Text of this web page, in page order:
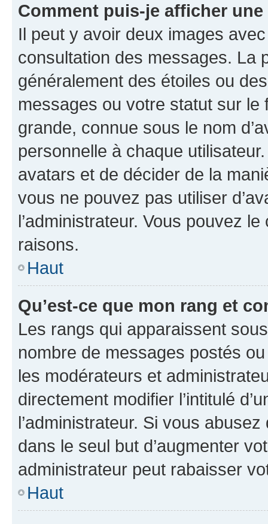
Comment puis-je afficher
Il peut y avoir deux images
consultation des messages. La
généralement des étoiles ou
messages ou votre statut sur
grande, connue sous le nom
personnelle à chaque utilisateur.
avatars et de décider de la
vous ne pouvez pas utiliser
l’administrateur. Vous pouvez
raisons.
Haut
Qu’est-ce que mon rang et
Les rangs qui apparaissent
nombre de messages postés
les modérateurs et
directement modifier l’intitulé
l’administrateur. Si vous
dans le seul but d’augmenter
administrateur peut rabaisser
Haut